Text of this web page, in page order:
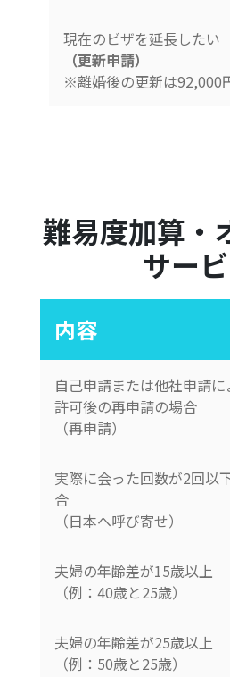
現在のビザを延長したい
（更新申請）
※離婚後の更新は92,000
難易度加算・
サー
内容
自己申請または他社申請に
許可後の再申請の場合
（再申請）
実際に会った回数が2回以
合
（日本へ呼び寄せ）
夫婦の年齢差が15歳以上
（例：40歳と25歳）
夫婦の年齢差が25歳以上
（例：50歳と25歳）